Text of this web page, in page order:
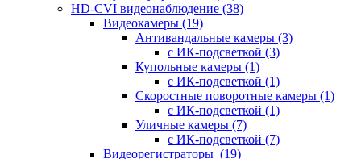
HD-CVI видеонаблюдение (38)
Видеокамеры (19)
Антивандальные камеры (3)
с ИК-подсветкой (3)
Купольные камеры (1)
с ИК-подсветкой (1)
Скоростные поворотные камеры (1)
с ИК-подсветкой (1)
Уличные камеры (7)
с ИК-подсветкой (7)
Видеорегистраторы (19)